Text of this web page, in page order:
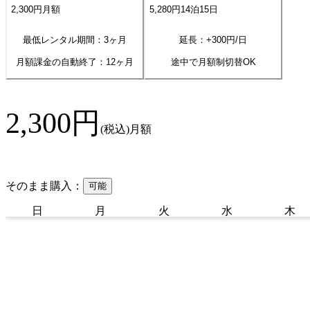
2,300円 月額
最低レンタル期間：3ヶ月
月額課金の自動終了： 12ヶ月
5,280円14泊15日
延長：+300円/日
途中で月額制切替OK
2,300円 (税込)月額
そのまま購入： 可能
日 月 火 水 木